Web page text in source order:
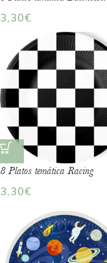
3,30€
8 Platos temática Racing
3,30€